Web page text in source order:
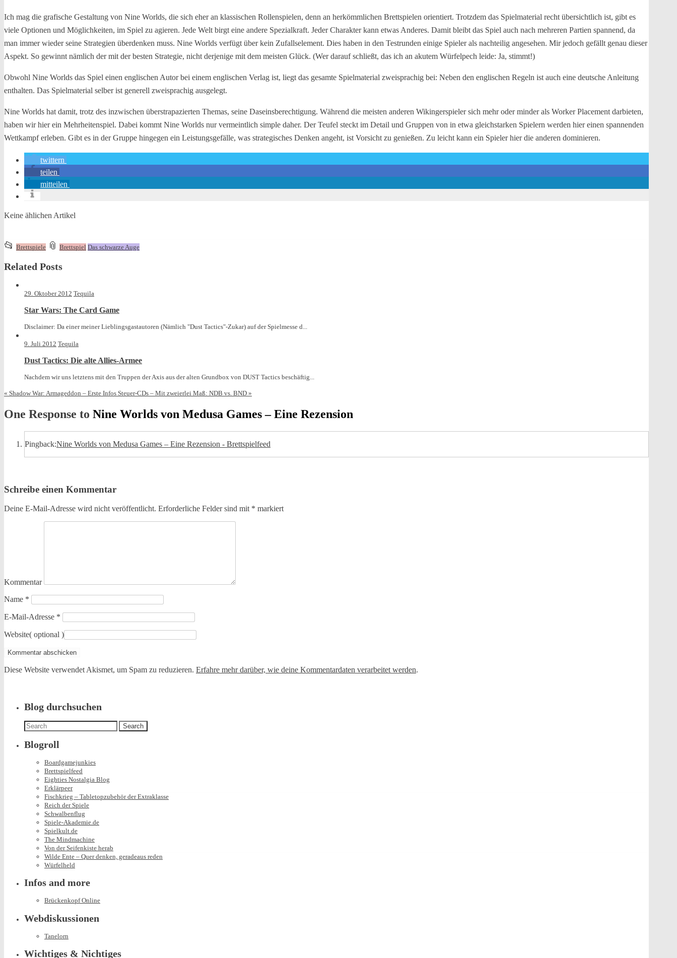
Ich mag die grafische Gestaltung von Nine Worlds, die sich eher an klassischen Rollenspielen, denn an herkömmlichen Brettspielen orientiert. Trotzdem das Spielmaterial recht übersichtlich ist, gibt es
viele Optionen und Möglichkeiten, im Spiel zu agieren. Jede Welt birgt eine andere Spezialkraft. Jeder Charakter kann etwas Anderes. Damit bleibt das Spiel auch nach mehreren Partien spannend, da
man immer wieder seine Strategien überdenken muss. Nine Worlds verfügt über kein Zufallselement. Dies haben in den Testrunden einige Spieler als nachteilig angesehen. Mir jedoch gefällt genau dieser
Aspekt. So gewinnt nämlich der mit der besten Strategie, nicht derjenige mit dem meisten Glück. (Wer darauf schließt, das ich an akutem Würfelpech leide: Ja, stimmt!)
Obwohl Nine Worlds das Spiel einen englischen Autor bei einem englischen Verlag ist, liegt das gesamte Spielmaterial zweisprachig bei: Neben den englischen Regeln ist auch eine deutsche Anleitung
enthalten. Das Spielmaterial selber ist generell zweisprachig ausgelegt.
Nine Worlds hat damit, trotz des inzwischen überstrapazierten Themas, seine Daseinsberechtigung. Während die meisten anderen Wikingerspieler sich mehr oder minder als Worker Placement darbieten,
haben wir hier ein Mehrheitenspiel. Dabei kommt Nine Worlds nur vermeintlich simple daher. Der Teufel steckt im Detail und Gruppen von in etwa gleichstarken Spielern werden hier einen spannenden
Wettkampf erleben. Gibt es in der Gruppe hingegen ein Leistungsgefälle, was strategisches Denken angeht, ist Vorsicht zu genießen. Zu leicht kann ein Spieler hier die anderen dominieren.
twittern
teilen
mitteilen
Keine ählichen Artikel
📂 This
was
posted
Brettspiele 📎 and
Brettspiel Das schwarze Auge
Related Posts
29. Oktober 2012 Tequila
Star Wars: The Card Game
Disclaimer: Da einer meiner Lieblingsgastautoren (Nämlich "Dust Tactics"-Zukar) auf der Spielmesse d...
9. Juli 2012 Tequila
Dust Tactics: Die alte Allies-Armee
Nachdem wir uns letztens mit den Truppen der Axis aus der alten Grundbox von DUST Tactics beschäftig...
« Shadow War: Armageddon – Erste Infos Steuer-CDs – Mit zweierlei Maß: NDB vs. BND »
One Response to Nine Worlds von Medusa Games – Eine Rezension
Pingback:Nine Worlds von Medusa Games – Eine Rezension - Brettspielfeed
Schreibe einen Kommentar
Deine E-Mail-Adresse wird nicht veröffentlicht. Erforderliche Felder sind mit * markiert
Kommentar
Name *
E-Mail-Adresse *
Website( optional )
Diese Website verwendet Akismet, um Spam zu reduzieren. Erfahre mehr darüber, wie deine Kommentardaten verarbeitet werden.
Blog durchsuchen
Search
for:
Blogroll
Boardgamejunkies
Brettspielfeed
Eighties Nostalgia Blog
Erklärpeer
Fischkrieg – Tabletopzubehör der Extraklasse
Reich der Spiele
Schwalbenflug
Spiele-Akademie.de
Spielkult.de
The Mindmachine
Von der Seifenkiste herab
Wilde Ente – Quer denken, geradeaus reden
Würfelheld
Infos and more
Brückenkopf Online
Webdiskussionen
Tanelorn
Wichtiges & Nichtiges